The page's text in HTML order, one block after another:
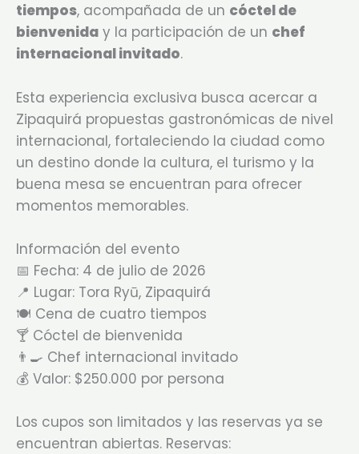
tiempos, acompañada de un cóctel de
bienvenida y la participación de un chef
internacional invitado.
Esta experiencia exclusiva busca acercar a
Zipaquirá propuestas gastronómicas de nivel
internacional, fortaleciendo la ciudad como
un destino donde la cultura, el turismo y la
buena mesa se encuentran para ofrecer
momentos memorables.
Información del evento
📅 Fecha: 4 de julio de 2026
📍 Lugar: Tora Ryū, Zipaquirá
🍽️ Cena de cuatro tiempos
🍸 Cóctel de bienvenida
👨‍🍳 Chef internacional invitado
💰 Valor: $250.000 por persona
Los cupos son limitados y las reservas ya se
encuentran abiertas. Reservas: